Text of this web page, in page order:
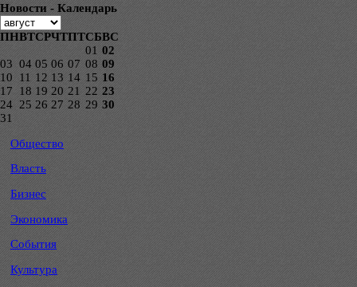
Новости - Календарь
ПНВТСРЧТПТСБВС
01 02
03 04 05 06 07 08 09
10
11 12 13 14 15 16
17
18 19 20 21 22 23
24 25 26 27 28 29 30
31
Общество
Власть
Бизнес
Экономика
События
Культура